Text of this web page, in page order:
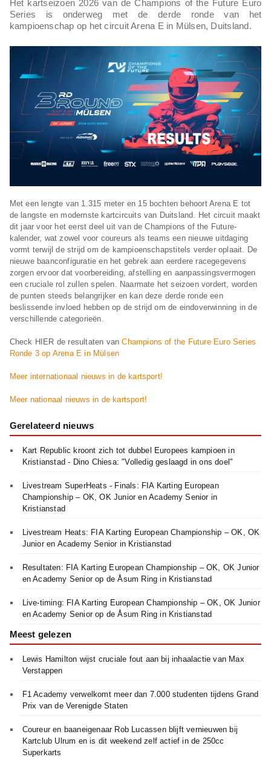
Het kartseizoen 2026 van de Champions of the Future Euro
Series is onderweg met de derde ronde van het
kampioenschap op het circuit Arena E in Mülsen, Duitsland.
Met een lengte van 1.315 meter en 15 bochten behoort Arena E tot
de langste en modernste kartcircuits van Duitsland. Het circuit maakt
dit jaar voor het eerst deel uit van de Champions of the Future-
kalender, wat zowel voor coureurs als teams een nieuwe uitdaging
vormt terwijl de strijd om de kampioenschapstitels verder oplaait. De
nieuwe baanconfiguratie en het gebrek aan eerdere racegegevens
zorgen ervoor dat voorbereiding, afstelling en aanpassingsvermogen
een cruciale rol zullen spelen. Naarmate het seizoen vordert, worden
de punten steeds belangrijker en kan deze derde ronde een
beslissende invloed hebben op de strijd om de eindoverwinning in de
verschillende categorieën.
Check HIER de resultaten vanChampions of the Future Euro Series
Ronde 3 op Arena E in Mülsen
Meer internationaal nieuws in de kartsport!
Meer nationaal nieuws in de kartsport!
Gerelateerd nieuws
Kart Republic kroont zich tot dubbel Europees kampioen in
Kristianstad - Dino Chiesa: "Volledig geslaagd in ons doel"
Livestream SuperHeats - Finals: FIA Karting European
Championship – OK, OK Junior en Academy Senior in
Kristianstad
Livestream Heats: FIA Karting European Championship – OK, OK
Junior en Academy Senior in Kristianstad
Resultaten: FIA Karting European Championship – OK, OK Junior
en Academy Senior op de Åsum Ring in Kristianstad
Live-timing: FIA Karting European Championship – OK, OK Junior
en Academy Senior op de Åsum Ring in Kristianstad
Meest gelezen
Lewis Hamilton wijst cruciale fout aan bij inhaalactie van Max
Verstappen
F1 Academy verwelkomt meer dan 7.000 studenten tijdens Grand
Prix van de Verenigde Staten
Coureur en baaneigenaar Rob Lucassen blijft vernieuwen bij
Kartclub Ulrum en is dit weekend zelf actief in de 250cc
Superkarts